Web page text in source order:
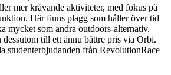
mer krävande aktiviteter, med fokus på
Här finns plagg som håller över tid
mycket som andra outdoors-alternativ.
dessutom till ett ännu bättre pris via Orbi.
studenterbjudanden från RevolutionRace